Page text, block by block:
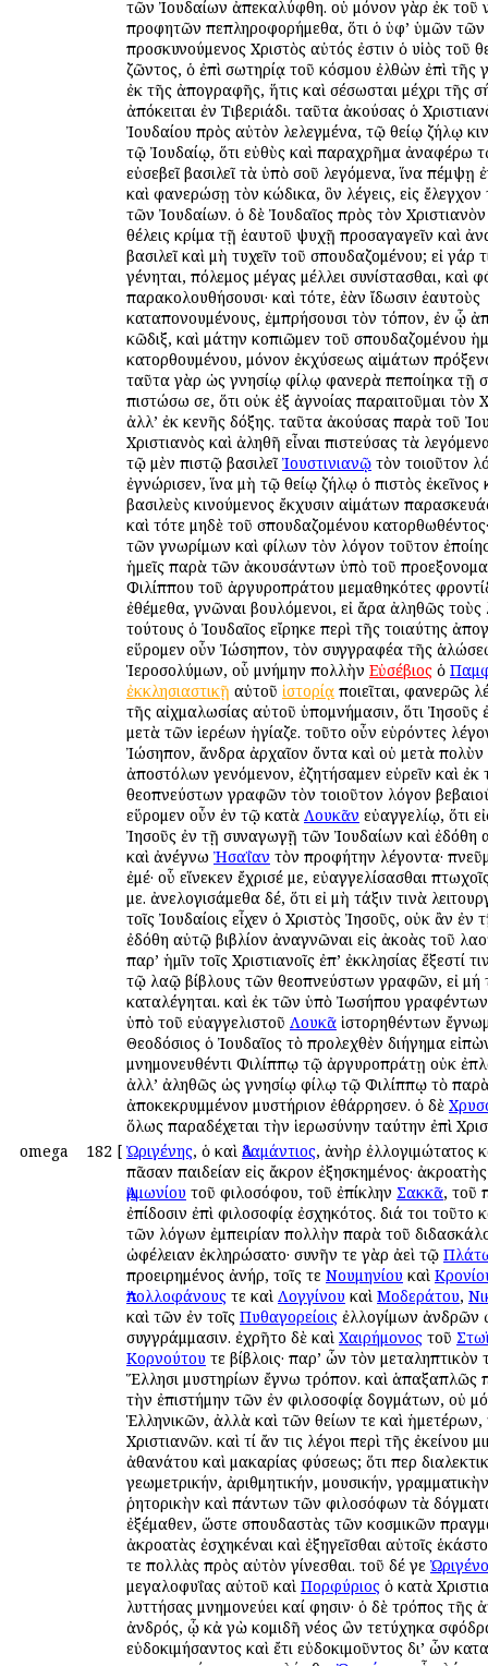
Ἰουστινιανῷ τὸν τοιοῦτον
ἐγνώρισεν, ἵνα μὴ τῷ θείῳ ζήλῳ ὁ πιστὸς ἐκεῖνος
βασιλεὺς κινούμενος ἔκχυσιν αἱμάτων
καὶ τότε μηδὲ τοῦ σπουδαζομένου
τῶν γνωρίμων καὶ φίλων τὸν λόγον τοῦτον
ἡμεῖς παρὰ τῶν ἀκουσάντων ὑπὸ τοῦ
Φιλίππου τοῦ ἀργυροπράτου μεμαθηκότες
ἐθέμεθα, γνῶναι βουλόμενοι, εἰ ἄρα ἀληθῶς τοὺς
τούτους ὁ Ἰουδαῖος εἴρηκε περὶ τῆς τοιαύτης
εὕρομεν οὖν Ἰώσηπον, τὸν συγγραφέα τῆς
Ἱεροσολύμων, οὗ μνήμην πολλὴν Εὐσέβιος ὁ
ἐκκλησιαστικῇ αὐτοῦ ἱστορίᾳ ποιεῖται, φανερῶς
τῆς αἰχμαλωσίας αὐτοῦ ὑπομνήμασιν, ὅτι Ἰησοῦς
μετὰ τῶν ἱερέων ἡγίαζε. τοῦτο οὖν εὑρόντες
Ἰώσηπον, ἄνδρα ἀρχαῖον ὄντα καὶ οὐ μετὰ
ἀποστόλων γενόμενον, ἐζητήσαμεν εὑρεῖν καὶ ἐκ
θεοπνεύστων γραφῶν τὸν τοιοῦτον λόγον
εὕρομεν οὖν ἐν τῷ κατὰ Λουκᾶν εὐαγγελίῳ, ὅτι
Ἰησοῦς ἐν τῇ συναγωγῇ τῶν Ἰουδαίων καὶ ἐδόθη
καὶ ἀνέγνω Ἠσαΐαν τὸν προφήτην λέγοντα·
ἐμέ· οὗ εἵνεκεν ἔχρισέ με, εὐαγγελίσασθαι
με. ἀνελογισάμεθα δέ, ὅτι εἰ μὴ τάξιν τινὰ
τοῖς Ἰουδαίοις εἶχεν ὁ Χριστὸς Ἰησοῦς, οὐκ ἂν
ἐδόθη αὐτῷ βιβλίον ἀναγνῶναι εἰς ἀκοὰς τοῦ
παρ’ ἡμῖν τοῖς Χριστιανοῖς ἐπ’ ἐκκλησίας ἔξεστί
τῷ λαῷ βίβλους τῶν θεοπνεύστων γραφῶν, εἰ μή
καταλέγηται. καὶ ἐκ τῶν ὑπὸ Ἰωσήπου
ὑπὸ τοῦ εὐαγγελιστοῦ Λουκᾶ ἱστορηθέντων
Θεοδόσιος ὁ Ἰουδαῖος τὸ προλεχθὲν διήγημα
μνημονευθέντι Φιλίππῳ τῷ ἀργυροπράτῃ οὐκ
ἀλλ’ ἀληθῶς ὡς γνησίῳ φίλῳ τῷ Φιλίππῳ τὸ παρὰ
ἀποκεκρυμμένον μυστήριον ἐθάρρησεν. ὁ δὲ
ὅλως παραδέχεται τὴν ἱερωσύνην ταύτην ἐπὶ
omega
182 [ Ὠριγένης, ὁ καὶ Ἀδαμάντιος, ἀνὴρ ἐλλογιμώτατος
πᾶσαν παιδείαν εἰς ἄκρον ἐξησκημένος·
Ἀμμωνίου τοῦ φιλοσόφου, τοῦ ἐπίκλην Σακκᾶ, τοῦ
ἐπίδοσιν ἐπὶ φιλοσοφίᾳ ἐσχηκότος. διά τοι τοῦτο
τῶν λόγων ἐμπειρίαν πολλὴν παρὰ τοῦ
ὠφέλειαν ἐκληρώσατο· συνῆν τε γὰρ ἀεὶ τῷ
προειρημένος ἀνήρ, τοῖς τε Νουμηνίου καὶ
Ἀπολλοφάνους τε καὶ Λογγίνου καὶ Μοδεράτου,
καὶ τῶν ἐν τοῖς Πυθαγορείοις ἐλλογίμων ἀνδρῶν
συγγράμμασιν. ἐχρῆτο δὲ καὶ Χαιρήμονος τοῦ
Κορνούτου τε βίβλοις· παρ’ ὧν τὸν μεταληπτικὸν
Ἕλλησι μυστηρίων ἔγνω τρόπον. καὶ ἁπαξαπλῶς
τὴν ἐπιστήμην τῶν ἐν φιλοσοφίᾳ δογμάτων, οὐ
Ἑλληνικῶν, ἀλλὰ καὶ τῶν θείων τε καὶ ἡμετέρων,
Χριστιανῶν. καὶ τί ἄν τις λέγοι περὶ τῆς ἐκείνου
ἀθανάτου καὶ μακαρίας φύσεως; ὅτι περ
γεωμετρικήν, ἀριθμητικήν, μουσικήν,
ῥητορικὴν καὶ πάντων τῶν φιλοσόφων τὰ
ἐξέμαθεν, ὥστε σπουδαστὰς τῶν κοσμικῶν
ἀκροατὰς ἐσχηκέναι καὶ ἐξηγεῖσθαι αὐτοῖς
τε πολλὰς πρὸς αὐτὸν γίνεσθαι. τοῦ δέ γε
μεγαλοφυΐας αὐτοῦ καὶ Πορφύριος ὁ κατὰ
λυττήσας μνημονεύει καί φησιν· ὁ δὲ τρόπος τῆς
ἀνδρός, ᾧ κἀ γὼ κομιδῆ νέος ὢν τετύχηκα
εὐδοκιμήσαντος καὶ ἔτι εὐδοκιμοῦντος δι’ ὧν